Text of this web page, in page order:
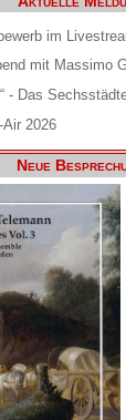
im
mit Massimo
- Das
2026
Neue